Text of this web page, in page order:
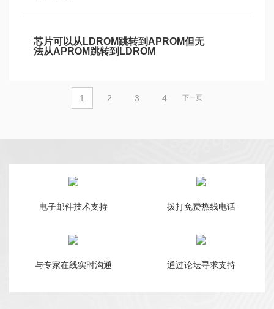
芯片可以从LDROM跳转到APROM但无
法从APROM跳转到LDROM
1 2 3 4 下一页
电子邮件技术支持 拨打免费热线电话
与专家在线实时沟通 通过论坛寻求支持